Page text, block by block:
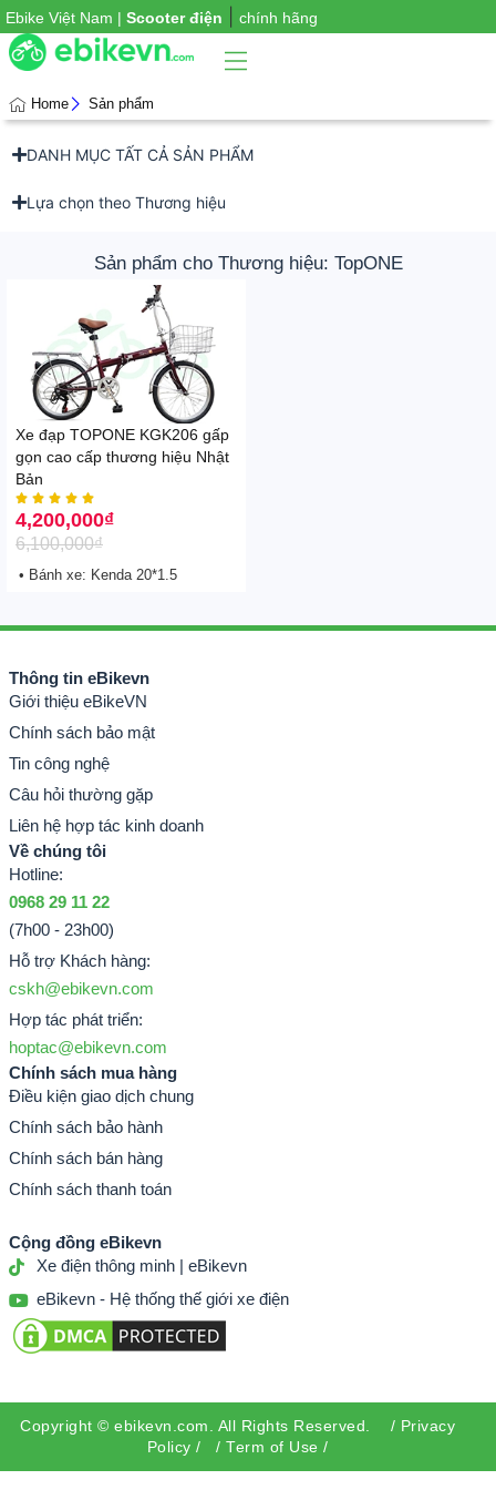
Ebike Việt Nam | Scooter điện chính hãng
Home Sản phẩm
DANH MỤC TẤT CẢ SẢN PHẨM
Lựa chọn theo Thương hiệu
Sản phẩm cho Thương hiệu: TopONE
Xe đạp TOPONE KGK206 gấp
gọn cao cấp thương hiệu Nhật
Bản
    
6,100,000₫
4,200,000₫
• Bánh xe: Kenda 20*1.5
Thông tin eBikevn
Giới thiệu eBikeVN
Chính sách bảo mật
Tin công nghệ
Câu hỏi thường gặp
Liên hệ hợp tác kinh doanh
Về chúng tôi
Hotline:
0968 29 11 22
(7h00 - 23h00)
Hỗ trợ Khách hàng:
cskh@ebikevn.com
Hợp tác phát triển:
hoptac@ebikevn.com
Chính sách mua hàng
Điều kiện giao dịch chung
Chính sách bảo hành
Chính sách bán hàng
Chính sách thanh toán
Cộng đồng eBikevn
Xe điện thông minh | eBikevn
eBikevn - Hệ thống thế giới xe điện
Copyright © ebikevn.com . All Rights Reserved. / Privacy
Policy / / Term of Use /